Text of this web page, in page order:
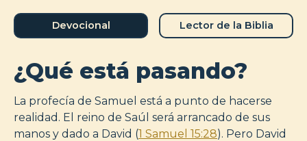
Devocional Lector de la Biblia
¿Qué está pasando?
La profecía de Samuel está a punto de hacerse
realidad. El reino de Saúl será arrancado de sus
manos y dado a David (1 Samuel 15:28). Pero David